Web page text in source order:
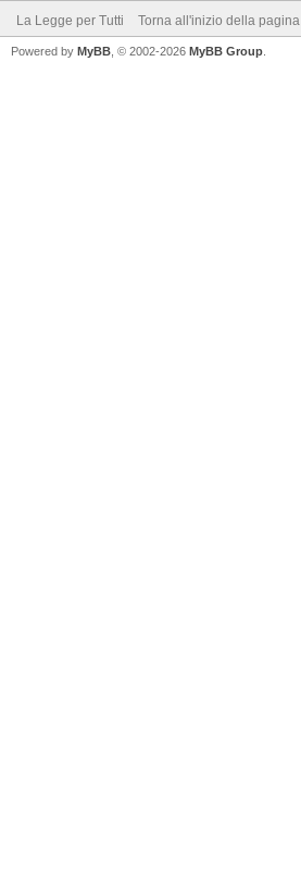
La Legge per Tutti Torna all'inizio della pagina
Powered by MyBB , © 2002-2026 MyBB Group